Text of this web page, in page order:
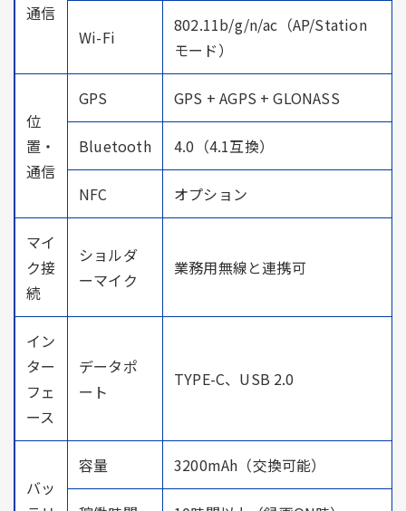
通信
Wi-Fi
802.11b/g/n/ac（AP/Station
モード）
位
置・
通信
GPS GPS + AGPS + GLONASS
Bluetooth 4.0（4.1互換）
NFC オプション
マイ
ク接
続
ショルダ
ーマイク
業務用無線と連携可
イン
ター
フェ
ース
データポ
ート
TYPE-C、USB 2.0
バッ
容量 3200mAh（交換可能）